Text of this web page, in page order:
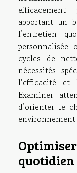
apportant un
l’entretien
cycles de
nécessités
l’efficacité et
Examiner
d’orienter le
environnement
quotidien